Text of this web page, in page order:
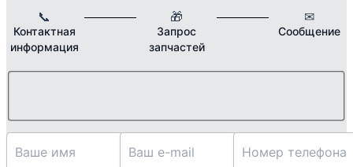
📞
Контактная
информация
🎁
Запрос
запчастей
✉
Сообщение